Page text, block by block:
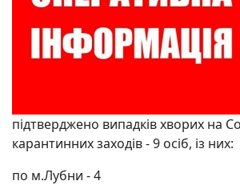
підтверджено випадків хворих на
карантинних заходів - 9 осіб, із них:
по м.Лубни - 4